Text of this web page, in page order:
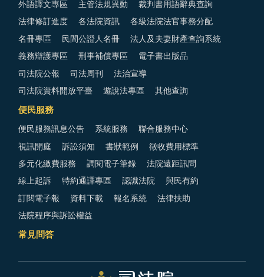
外語譯文專區 主管法規異動 裁判書用語辭典查詢
法律修訂進度 各法院資訊 各級法院法官事務分配
名冊專區 民間公證人名冊 法人及夫妻財產查詢系統
義務辯護專區 刑事補償專區 電子書出版品
司法院公報 司法周刊 法治宣導
司法院資料開放平臺 遊說法專區 其他查詢
便民服務
便民服務訊息公告 系統服務 聯合服務中心
視訊開庭 訴訟須知 書狀範例 徵收費用標準
多元化繳費服務 調閱電子筆錄 法院遠距訊問
線上起訴 特約通譯專區 認識法院 與民有約
訂閱電子報 資料下載 報名系統 法律扶助
法院程序與訴訟權益
常見問答